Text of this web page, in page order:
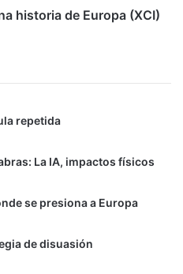
historia de Europa (XCI)
repetida
La IA, impactos físicos
se presiona a Europa
de disuasión